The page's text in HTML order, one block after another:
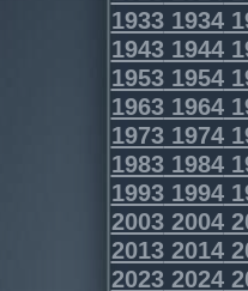
19331934
19431944
19531954
19631964
19731974
19831984
19931994
20032004
20132014
20232024